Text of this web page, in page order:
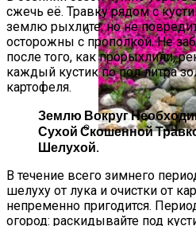
Какой Сорт
Будущей
Альпийская
Своими
сжечь её. Травку рядом с
землю рыхлите, но не
осторожны с прополкой. Не
после того, как прорыхлили,
каждый кустик по пол литра
картофеля.
Землю Вокруг
Сухой Скошенной
Шелухой.
В течение всего зимнего
шелуху от лука и очистки от
непременно пригодится.
огород: раскидывайте под